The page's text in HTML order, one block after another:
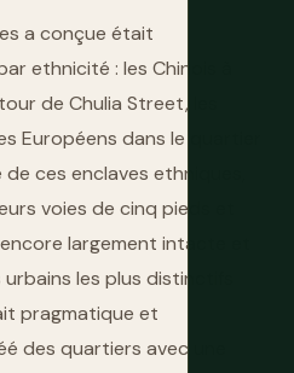
a conçue était
ethnicité : les Chinois à
de Chulia Street, les
Européens dans le quartier
ces enclaves ethniques,
voies de cinq pieds et
largement intacte et
les plus distinctifs
pragmatique et
des quartiers avec une